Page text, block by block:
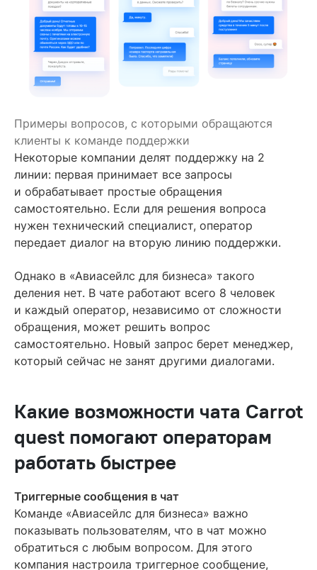
Примеры вопросов, с которыми обращаются
клиенты к команде поддержки
Некоторые компании делят поддержку на 2
линии: первая принимает все запросы
и обрабатывает простые обращения
самостоятельно. Если для решения вопроса
нужен технический специалист, оператор
передает диалог на вторую линию поддержки.
Однако в «Авиасейлс для бизнеса» такого
деления нет. В чате работают всего 8 человек
и каждый оператор, независимо от сложности
обращения, может решить вопрос
самостоятельно. Новый запрос берет менеджер,
который сейчас не занят другими диалогами.
Какие возможности чата Carrot
quest помогают операторам
работать быстрее
Триггерные сообщения в чат
Команде «Авиасейлс для бизнеса» важно
показывать пользователям, что в чат можно
обратиться с любым вопросом. Для этого
компания настроила триггерное сообщение,